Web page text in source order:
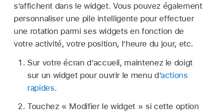
s’affichent dans le widget. Vous pouvez également
personnaliser une pile intelligente pour effectuer
une rotation parmi ses widgets en fonction de
votre activité, votre position, l’heure du jour, etc.
Sur votre écran d’accueil, maintenez le doigt
sur un widget pour ouvrir le menu d’actions
rapides.
Touchez « Modifier le widget » si cette option